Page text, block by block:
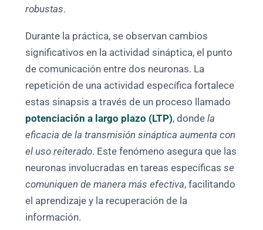
robustas.
Durante la práctica, se observan cambios
significativos en la actividad sináptica, el punto
de comunicación entre dos neuronas. La
repetición de una actividad específica fortalece
estas sinapsis a través de un proceso llamado
potenciación a largo plazo (LTP), dondela
eficacia de la transmisión sináptica aumenta con
el uso reiterado. Este fenómeno asegura que las
neuronas involucradas en tareas específicasse
comuniquen de manera más efectiva, facilitando
el aprendizaje y la recuperación de la
información.